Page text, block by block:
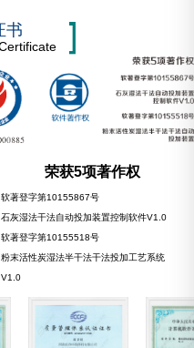
书
荣获5项著作权
软著登字第10155867号
石灰湿法干法自动投加装置控制软件V1.0
软著登字第10155518号
粉末活性炭湿法半干法干法投加工艺系统
V1.0